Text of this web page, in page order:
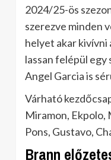
2024/25-ös
szerezve minden
helyet akar kivívni
lassan felépül egy
Angel Garcia is
Várható
Miramon, Ekpolo,
Pons, Gustavo,
Brann